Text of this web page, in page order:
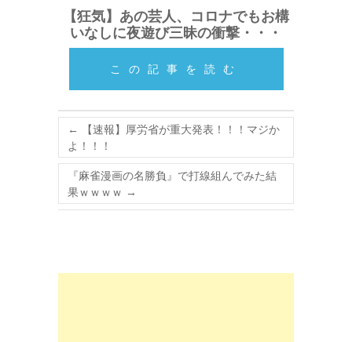
【狂気】あの芸人、コロナでもお構
いなしに夜遊び三昧の衝撃・・・
この記事を読む
←
【速報】厚労省が重大発表！！！マジか
よ！！！
『麻雀漫画の名勝負』で打線組んでみた結
果ｗｗｗｗ →